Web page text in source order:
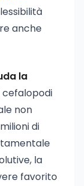
anche
la
cefalopodi
non
di
la
favorito